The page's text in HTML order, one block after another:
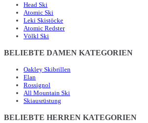
Head Ski
Atomic Ski
Leki Skistöcke
Atomic Redster
Völkl Ski
BELIEBTE DAMEN KATEGORIEN
Oakley Skibrillen
Elan
Rossignol
All Mountain Ski
Skiausrüstung
BELIEBTE HERREN KATEGORIEN